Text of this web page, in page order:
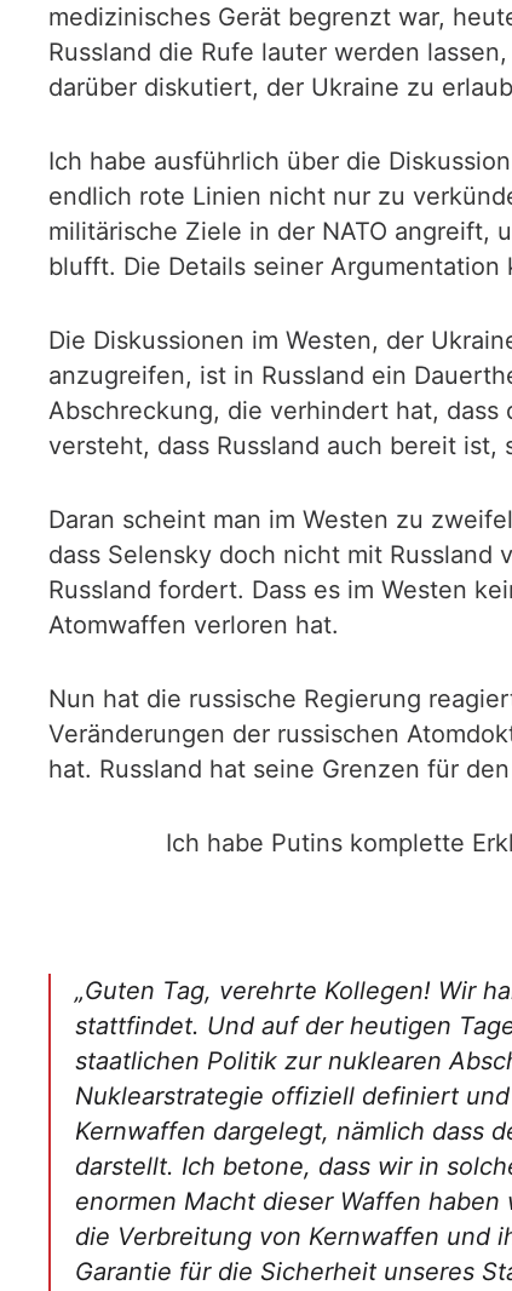
medizinisches Gerät begrenzt war,
Russland die Rufe lauter werden
darüber diskutiert, der Ukraine zu
Ich habe ausführlich über die
endlich rote Linien nicht nur zu
militärische Ziele in der NATO angreift,
blufft. Die Details seiner
Die Diskussionen im Westen, der
anzugreifen, ist in Russland ein
Abschreckung, die verhindert hat,
versteht, dass Russland auch bereit
Daran scheint man im Westen zu
dass Selensky doch nicht mit Russland
Russland fordert. Dass es im Westen
Atomwaffen verloren hat.
Nun hat die russische Regierung
Veränderungen der russischen
hat. Russland hat seine Grenzen für
Ich habe Putins komplette
„Guten Tag, verehrte Kollegen! Wir
stattfindet. Und auf der heutigen
staatlichen Politik zur nuklearen
Nuklearstrategie offiziell definiert
Kernwaffen dargelegt, nämlich dass
darstellt. Ich betone, dass wir in
enormen Macht dieser Waffen
die Verbreitung von Kernwaffen und
Garantie für die Sicherheit unseres